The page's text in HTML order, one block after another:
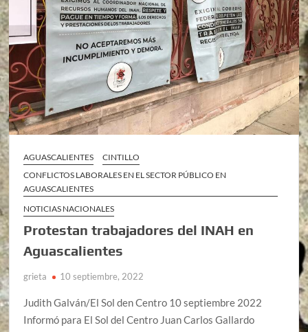
AGUASCALIENTES
CINTILLO
CONFLICTOS LABORALES EN EL SECTOR PÚBLICO EN
AGUASCALIENTES
NOTICIAS NACIONALES
Protestan trabajadores del INAH en
Aguascalientes
grieta 10 septiembre, 2022
Judith Galván/El Sol den Centro 10 septiembre 2022
Informó para El Sol del Centro Juan Carlos Gallardo